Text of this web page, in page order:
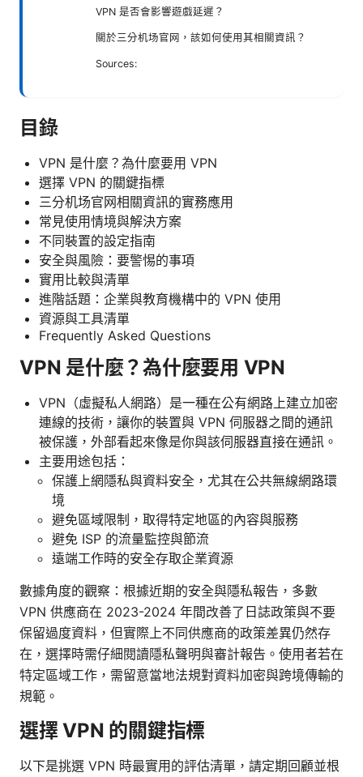
VPN 是否會影響遊戲延遲？
關於三分机场官网，該如何使用其相關資訊？
Sources:
目錄
VPN 是什麼？為什麼要用 VPN
選擇 VPN 的關鍵指標
三分机场官网相關資訊的實務應用
常見使用情境與解決方案
不同裝置的設定指南
安全與風險：要警惕的事項
實用比較與清單
進階話題：企業與教育機構中的 VPN 使用
資源與工具清單
Frequently Asked Questions
VPN 是什麼？為什麼要用 VPN
VPN（虛擬私人網路）是一種在公有網路上建立加密
連線的技術，讓你的裝置與 VPN 伺服器之間的通訊
被保護，外部看起來像是你與該伺服器直接在通訊。
主要用途包括：
保護上網隱私與資料安全，尤其在公共無線網路環
境
避免區域限制，取得特定地區的內容與服務
避免 ISP 的流量監控與節流
遠端工作時的安全存取企業資源
數據角度的觀察：根據近期的安全與隱私報告，多數
VPN 供應商在 2023-2024 年間改善了日誌政策與不要
保留過度資料，但實際上不同供應商的政策差異仍然存
在，選擇時需仔細閱讀隱私聲明與審計報告。使用者若在
特定區域工作，需留意當地法規對資料加密與跨境傳輸的
規範。
選擇 VPN 的關鍵指標
以下是挑選 VPN 時最實用的評估清單，請定期回顧並根